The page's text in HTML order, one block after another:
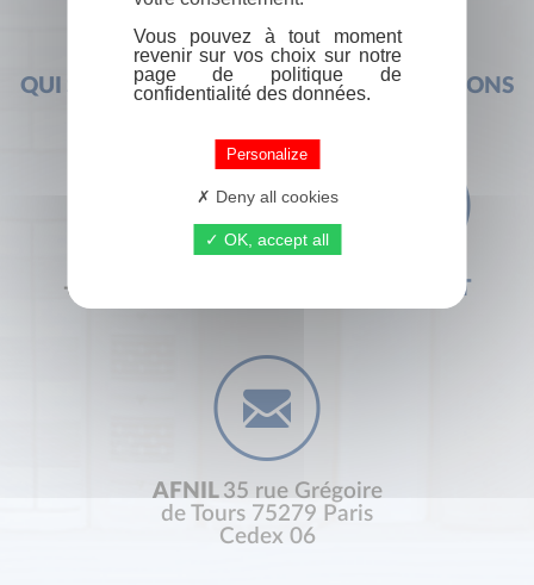
QUI SOMMES-NOUS ? FOIRE AUX QUESTIONS
+33 (0) 1 44 41 29 19 CONTACT
AFNIL 35 rue Grégoire
de Tours 75279 Paris
Cedex 06
Vous pouvez à tout moment
revenir sur vos choix sur notre
page de politique de
confidentialité des données.
Personalize
Deny all cookies
OK, accept all